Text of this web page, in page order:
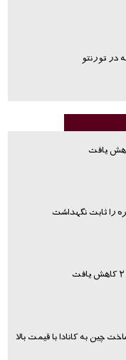
یافت
را ثابت نگهداشت
چین به کانادا با قیمت بالا